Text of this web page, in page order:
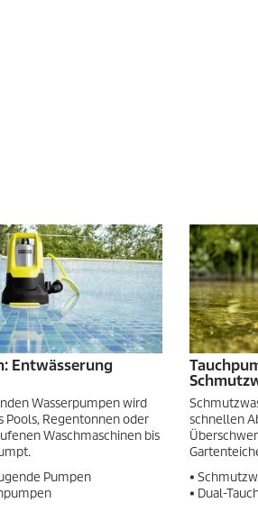
Entwässerung
Wasserpumpen wird
Pools, Regentonnen oder
Waschmaschinen bis
Pumpen
schnellen
•
• Dual-